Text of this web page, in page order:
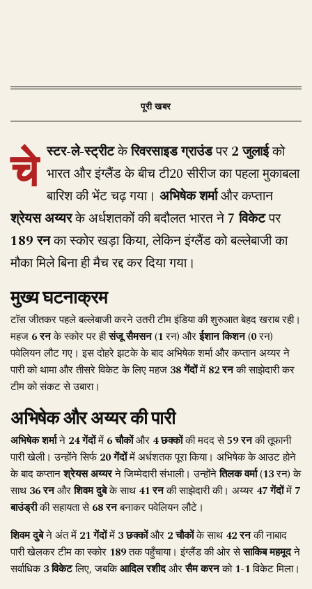
चे स्टर-ले-स्ट्रीटकेरिवरसाइड ग्राउंडपर2 जुलाईको
भारत और इंग्लैंड के बीच टी20 सीरीज का पहला मुकाबला
बारिश की भेंट चढ़ गया। अभिषेक शर्माऔर कप्तान
श्रेयस अय्यरके अर्धशतकों की बदौलत भारत ने 7 विकेटपर
189 रनका स्कोर खड़ा किया, लेकिन इंग्लैंड को बल्लेबाजी का
मौका मिले बिना ही मैच रद्द कर दिया गया।
मुख्य घटनाक्रम
टॉस जीतकर पहले बल्लेबाजी करने उतरी टीम इंडिया की शुरुआत बेहद खराब रही।
महज 6 रनके स्कोर पर हीसंजू सैमसन(1रन) औरईशान किशन(0रन)
पवेलियन लौट गए। इस दोहरे झटके के बाद अभिषेक शर्मा और कप्तान अय्यर ने
पारी को थामा और तीसरे विकेट के लिए महज 38 गेंदोंमें 82 रनकी साझेदारी कर
टीम को संकट से उबारा।
अभिषेक और अय्यर की पारी
अभिषेक शर्माने 24 गेंदोंमें 6 चौकोंऔर 4 छक्कोंकी मदद से59 रनकी तूफानी
पारी खेली। उन्होंने सिर्फ20 गेंदोंमें अर्धशतक पूरा किया। अभिषेक के आउट होने
के बाद कप्तानश्रेयस अय्यरने जिम्मेदारी संभाली। उन्होंनेतिलक वर्मा(13रन) के
साथ 36 रनऔरशिवम दुबेके साथ 41 रनकी साझेदारी की। अय्यर 47 गेंदोंमें 7
बाउंड्रीकी सहायता से68 रनबनाकर पवेलियन लौटे।
शिवम दुबेने अंत में 21 गेंदोंमें 3 छक्कोंऔर 2 चौकोंके साथ 42 रनकी नाबाद
पारी खेलकर टीम का स्कोर 189तक पहुँचाया। इंग्लैंड की ओर सेसाकिब महमूदने
सर्वाधिक3 विकेटलिए, जबकिआदिल रशीदऔरसैम करनको1-1विकेट मिला।